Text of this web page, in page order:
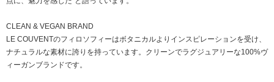
CLEAN & VEGAN BRAND
LE COUVENTのフィロソフィーはボタニカルよりインスピレーションを受け、
ナチュラルな素材に誇りを持っています。クリーンでラグジュアリーな100%ヴ
ィーガンブランドです。